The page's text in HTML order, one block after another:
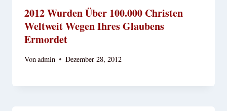
2012 Wurden Über 100.000 Christen
Weltweit Wegen Ihres Glaubens
Ermordet
Vonadmin Dezember 28, 2012